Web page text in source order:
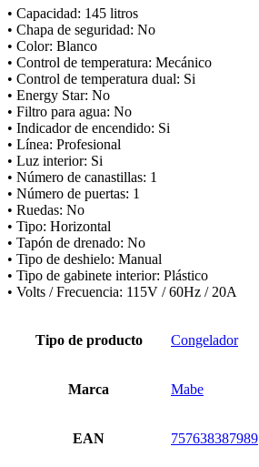
• Capacidad: 145 litros
• Chapa de seguridad: No
• Color: Blanco
• Control de temperatura: Mecánico
• Control de temperatura dual: Si
• Energy Star: No
• Filtro para agua: No
• Indicador de encendido: Si
• Línea: Profesional
• Luz interior: Si
• Número de canastillas: 1
• Número de puertas: 1
• Ruedas: No
• Tipo: Horizontal
• Tapón de drenado: No
• Tipo de deshielo: Manual
• Tipo de gabinete interior: Plástico
• Volts / Frecuencia: 115V / 60Hz / 20A
Tipo de producto Congelador
Marca Mabe
EAN 757638387989